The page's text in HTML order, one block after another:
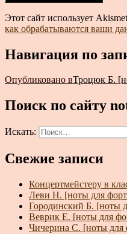
Этот сайт использует
как обрабатываются ваши
Навигация по
Опубликовано вТроцюк Б.
Поиск по сайту
Искать:
Свежие записи
Концертмейстеру в
Леви Н. [ноты для
Городинский Б. [ноты
Веврик Е. [ноты для
Чичерина С. [ноты для